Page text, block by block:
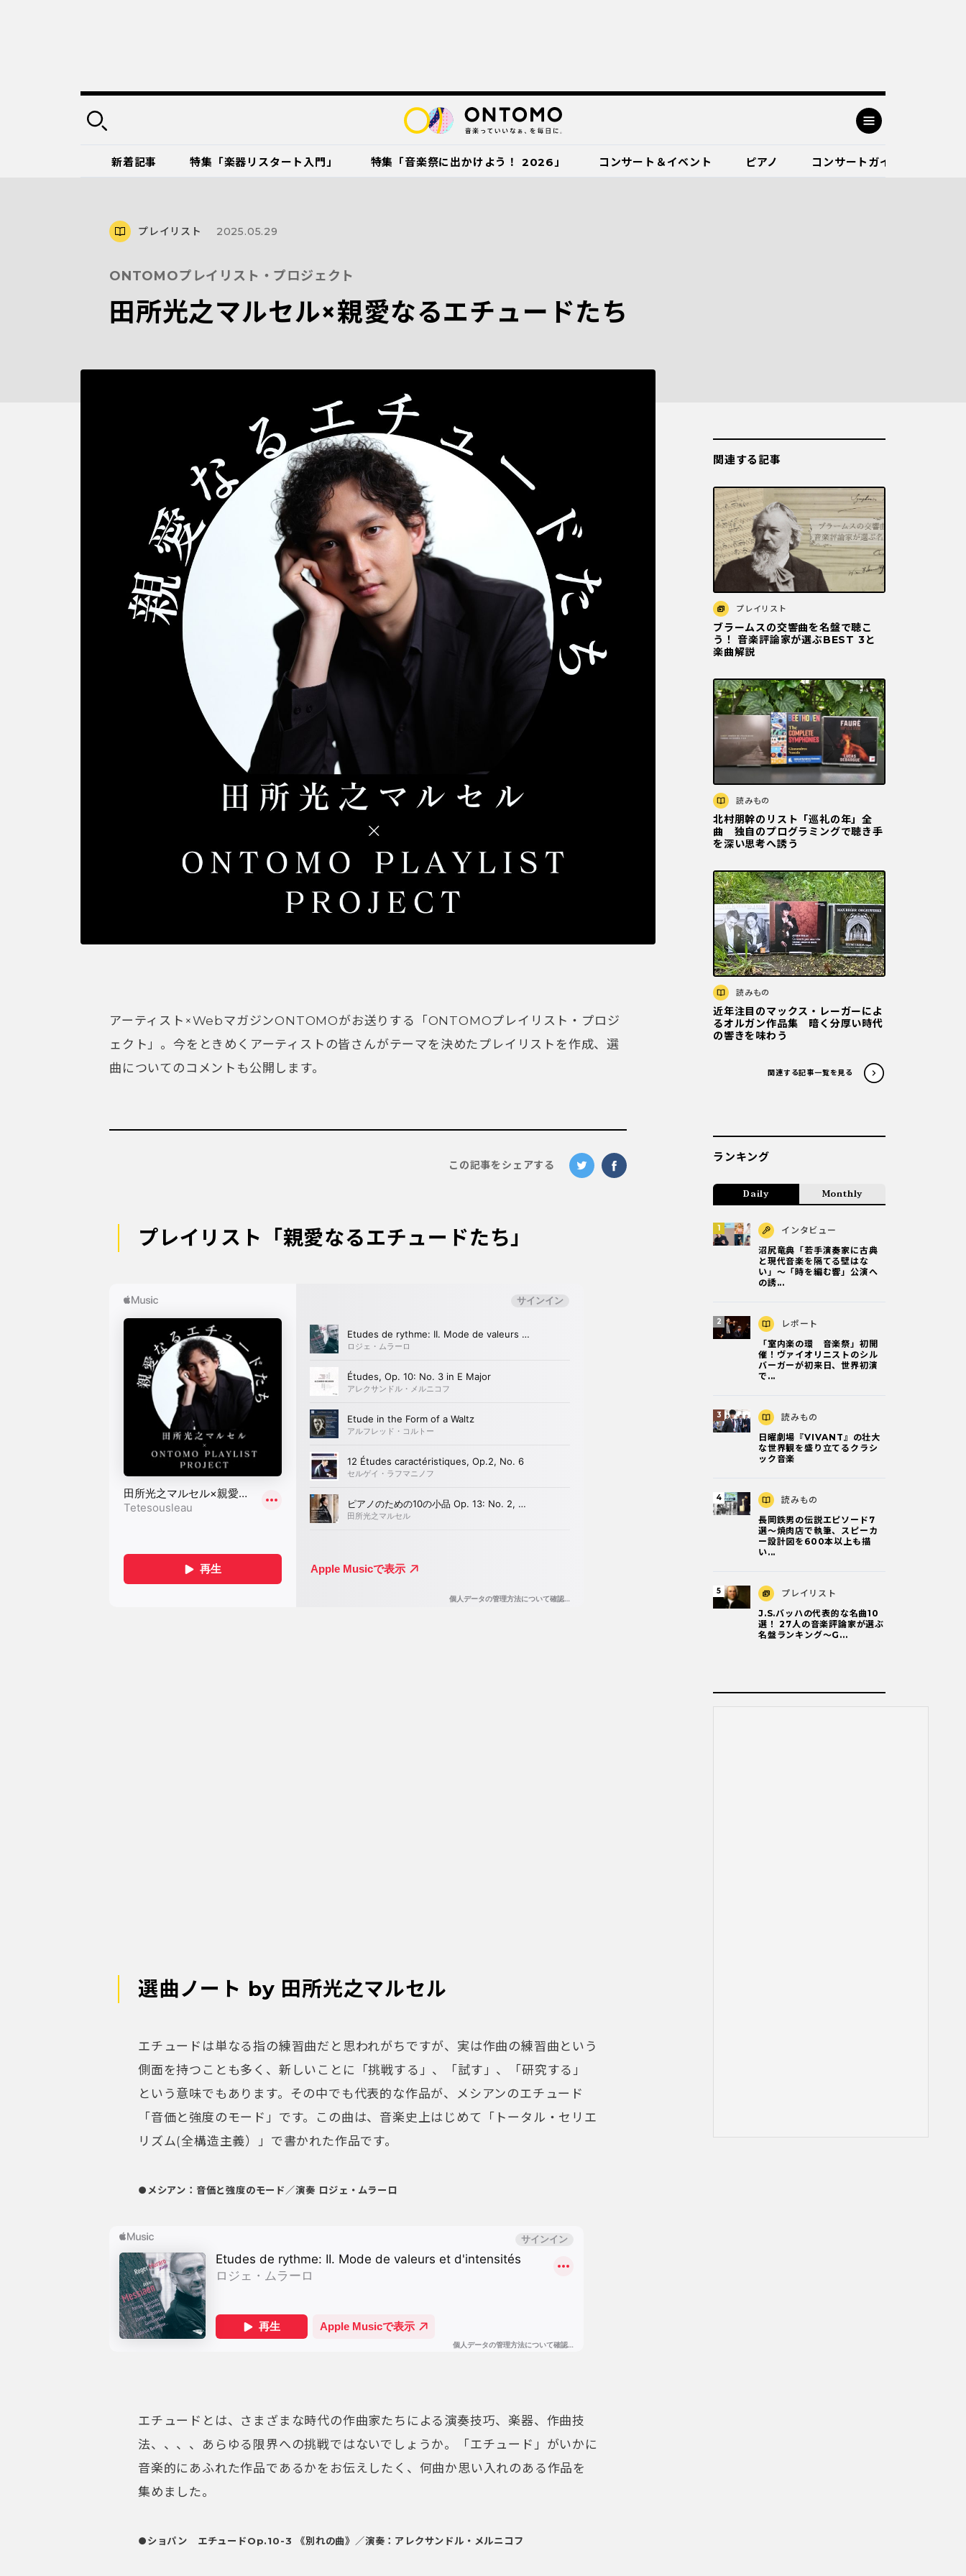
新着記事 特集「楽器リスタート入門」 特集「音楽祭に出かけよう！ 2026」 コンサート＆イベント ピアノ コンサートガイド
プレイリスト 2025.05.29
ONTOMOプレイリスト・プロジェクト
田所光之マルセル×親愛なるエチュードたち
アーティスト×WebマガジンONTOMOがお送りする「ONTOMOプレイリスト・プロジ
ェクト」。今をときめくアーティストの皆さんがテーマを決めたプレイリストを作成、選
曲についてのコメントも公開します。
この記事をシェアする
プレイリスト「親愛なるエチュードたち」
選曲ノート by 田所光之マルセル
エチュードは単なる指の練習曲だと思われがちですが、実は作曲の練習曲という
側面を持つことも多く、新しいことに「挑戦する」、「試す」、「研究する」
という意味でもあります。その中でも代表的な作品が、メシアンのエチュード
「音価と強度のモード」です。この曲は、音楽史上はじめて「トータル・セリエ
リズム(全構造主義）」で書かれた作品です。
●メシアン：音価と強度のモード／演奏 ロジェ・ムラーロ
エチュードとは、さまざまな時代の作曲家たちによる演奏技巧、楽器、作曲技
法、、、、あらゆる限界への挑戦ではないでしょうか。「エチュード」がいかに
音楽的にあふれた作品であるかをお伝えしたく、何曲か思い入れのある作品を
集めました。
●ショパン エチュードOp.10-3 《別れの曲》／演奏：アレクサンドル・メルニコフ
関連する記事
プレイリスト
ブラームスの交響曲を名盤で聴こ
う！ 音楽評論家が選ぶBEST 3と
楽曲解説
読みもの
北村朋幹のリスト「巡礼の年」全
曲 独自のプログラミングで聴き手
を深い思考へ誘う
読みもの
近年注目のマックス・レーガーによ
るオルガン作品集 暗く分厚い時代
の響きを味わう
関連する記事一覧を見る
ランキング
Daily Monthly
インタビュー
沼尻竜典「若手演奏家に古典
と現代音楽を隔てる壁はな
い」～「時を編む響」公演へ
の誘...
レポート
「室内楽の環 音楽祭」初開
催！ヴァイオリニストのシル
バーガーが初来日、世界初演
で...
読みもの
日曜劇場『VIVANT』の壮大
な世界観を盛り立てるクラシ
ック音楽
読みもの
長岡鉄男の伝説エピソード7
選〜焼肉店で執筆、スピーカ
ー設計図を600本以上も描
い...
プレイリスト
J.S.バッハの代表的な名曲10
選！ 27人の音楽評論家が選ぶ
名盤ランキング〜G...